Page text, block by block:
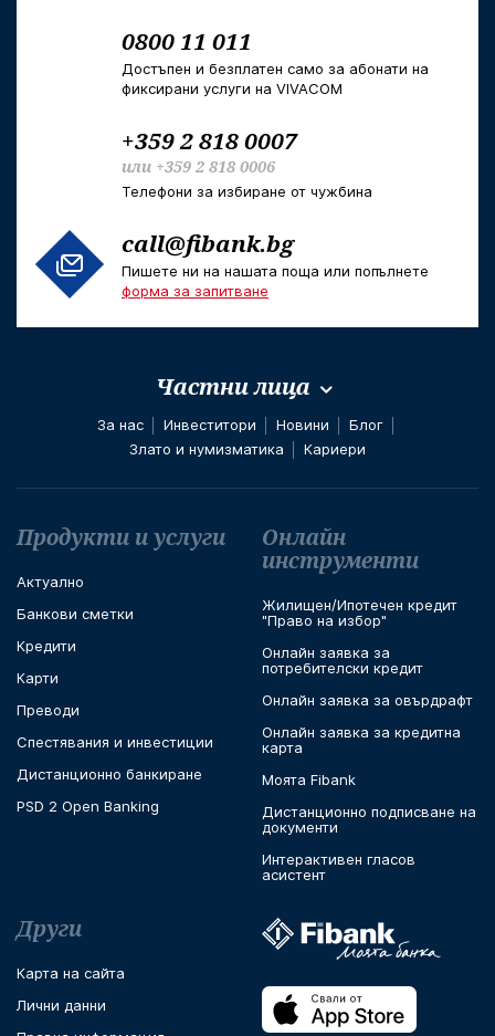
0800 11 011
Достъпен и безплатен само за абонати на
фиксирани услуги на VIVACOM
+359 2 818 0007
или +359 2 818 0006
Телефони за избиране от чужбина
call@fibank.bg
Пишете ни на нашата поща или попълнете
форма за запитване
Частни лица
За нас Инвеститори Новини
Блог
Злато и нумизматика
Кариери
Футър навигация
Продукти и услуги
Актуално
Банкови сметки
Кредити
Карти
Преводи
Спестявания и инвестиции
Дистанционно банкиране
PSD 2 Open Banking
Онлайн
инструменти
Жилищен/Ипотечен кредит
"Право на избор"
Онлайн заявка за
потребителски кредит
Онлайн заявка за овърдрафт
Онлайн заявка за кредитна
карта
Моята Fibank
Дистанционно подписване на
документи
Интерактивен гласов
асистент
Други
Карта на сайта
Лични данни